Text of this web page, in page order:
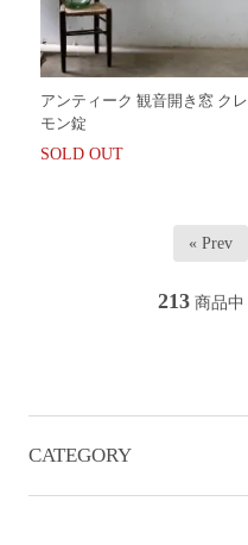
アンティーク 観音開き窓 クレ
モン錠
SOLD OUT
« Prev
213 商品中
CATEGORY